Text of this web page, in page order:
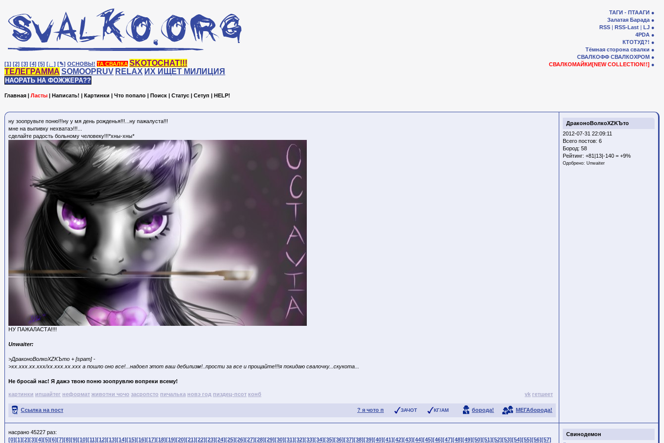
[1] [2] [3] [4] [5] [♩] [✎] ОСНОВЫ! ТА СВАЛКА SKOTOCHAT!!!
ТЕЛЕГРАММА SOMOOPRUV RELAX ИХ ИЩЕТ МИЛИЦИЯ
НАОРАТЬ НА ФОЖЖЕРА??
ТАГИ - ПТААГИ
Залатая Барада
RSS | RSS-Last | LJ
4PDA
КТОТУД?!
Тёмная сторона свалки
СВАЛКОФФ СВАЛКОХРОМ
СВАЛКОМАЙКИ[NEW COLLECTION!!]
Главная | Ласты | Написать! | Картинки | Что попало | Поиск | Статус | Сетуп | HELP!
ДраконоВолкоXZKЪто
2012-07-31 22:09:11
Всего постов: 6
Бород: 58
Рейтинг: +81|13|-140 = +9%
Одобрено: Unwaiter
ну зоопрувьте поню!!!ну у мя день рожденья!!!...ну пажалуста!!!
мне на выпивку нехватаэ!!!...
сделайте радость больному человеку!!!*хны-хны*
НУ ПАЖАЛАСТА!!!!
Unwaiter:
>ДраконоВолкоXZKЪто + [spam] -
>xx.xxx.xx.xxx/xx.xxx.xx.xxx а пошло оно все!...надоел этот ваш дебилизм!..прости за все и прощайте!!!я покидаю свалочку...скукота...
Не бросай нас! Я дажэ твою поню зоопрувлю вопреки всему!
картинки ипшайтег неформат животни чочо засропсто пичалька новэ год пиздец-псот конб vk гетшеет
? я чото п ЗАЧОТ КГ/АМ борода! МЕГАборода!
Ссылка на пост
Свинодемон
насрано 45227 раз:
[0][1][2][3][4][5][6][7][8][9][10][11][12][13][14][15][16][17][18][19][20][21][22][23][24][25][26][27][28][29][30][31][32][33][34][35][36][37][38][39][40][41][42][43][44][45][46][47][48][49][50][51][52][53][54][55][56][57]